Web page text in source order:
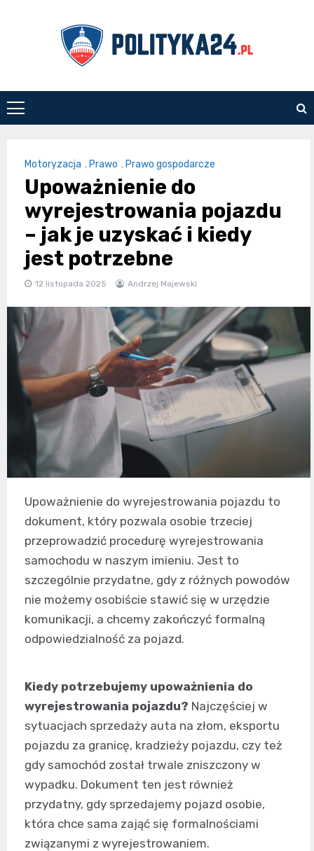
polityka24.pl
Motoryzacja , Prawo , Prawo gospodarcze
Upoważnienie do
wyrejestrowania pojazdu
– jak je uzyskać i kiedy
jest potrzebne
12 listopada 2025 Andrzej Majewski
Upoważnienie do wyrejestrowania pojazdu to
dokument, który pozwala osobie trzeciej
przeprowadzić procedurę wyrejestrowania
samochodu w naszym imieniu. Jest to
szczególnie przydatne, gdy z różnych powodów
nie możemy osobiście stawić się w urzędzie
komunikacji, a chcemy zakończyć formalną
odpowiedzialność za pojazd.
Kiedy potrzebujemy upoważnienia do
wyrejestrowania pojazdu? Najczęściej w
sytuacjach sprzedaży auta na złom, eksportu
pojazdu za granicę, kradzieży pojazdu, czy też
gdy samochód został trwale zniszczony w
wypadku. Dokument ten jest również
przydatny, gdy sprzedajemy pojazd osobie,
która chce sama zająć się formalnościami
związanymi z wyrejestrowaniem.